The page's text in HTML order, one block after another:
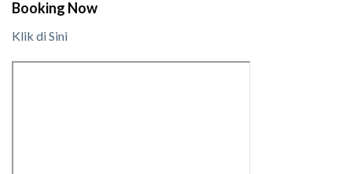
Booking Now
Klik di Sini